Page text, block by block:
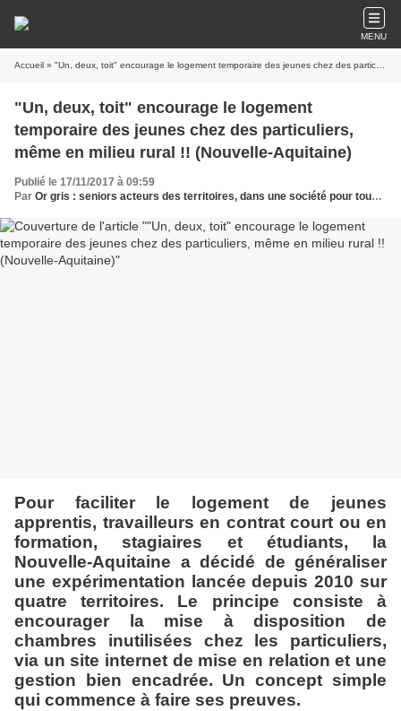
MENU
Accueil » "Un, deux, toit" encourage le logement temporaire des jeunes chez des particuliers, même en milieu rural !! (Nouvelle-Aquitaine)
"Un, deux, toit" encourage le logement
temporaire des jeunes chez des particuliers,
même en milieu rural !! (Nouvelle-Aquitaine)
Publié le 17/11/2017 à 09:59
Par Or gris : seniors acteurs des territoires, dans une société pour tous les âges
Pour faciliter le logement de jeunes
apprentis, travailleurs en contrat court ou en
formation, stagiaires et étudiants, la
Nouvelle-Aquitaine a décidé de généraliser
une expérimentation lancée depuis 2010 sur
quatre territoires. Le principe consiste à
encourager la mise à disposition de
chambres inutilisées chez les particuliers,
via un site internet de mise en relation et une
gestion bien encadrée. Un concept simple
qui commence à faire ses preuves.